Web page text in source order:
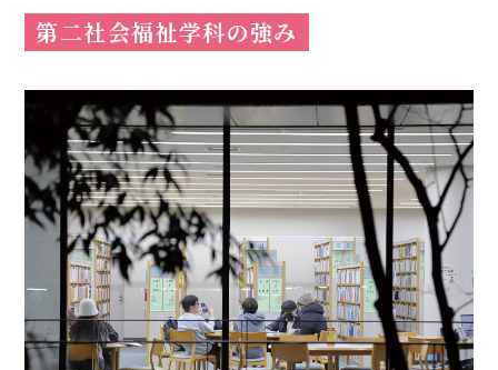
第二社会福祉学科の強み